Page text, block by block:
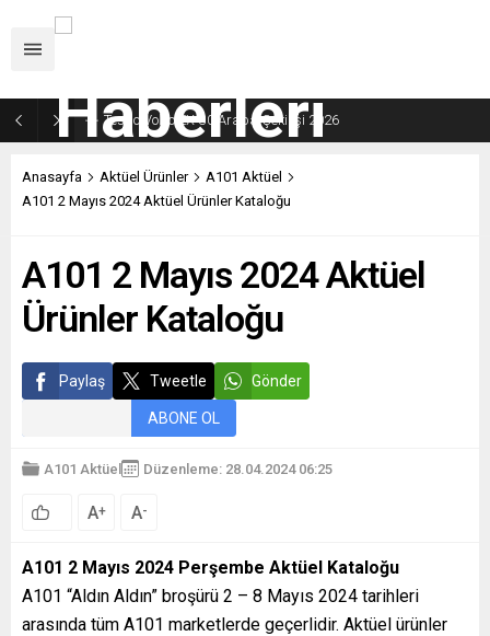
Tespo Volvo EX-30 Araba Çekilişi 2026
Anasayfa Aktüel Ürünler
A101 Aktüel
A101 2 Mayıs 2024 Aktüel Ürünler Kataloğu
A101 2 Mayıs 2024 Aktüel
Ürünler Kataloğu
Paylaş Tweetle Gönder
ABONE OL
A101 Aktüel Düzenleme: 28.04.2024 06:25
A+ A-
A101 2 Mayıs 2024 Perşembe Aktüel Kataloğu
A101 “Aldın Aldın” broşürü 2 – 8 Mayıs 2024 tarihleri
arasında tüm A101 marketlerde geçerlidir. Aktüel ürünler